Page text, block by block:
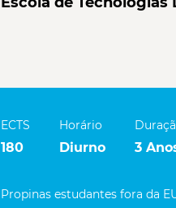
ECTS
180
Horário
Diurno 3
Propinas estudantes fora da